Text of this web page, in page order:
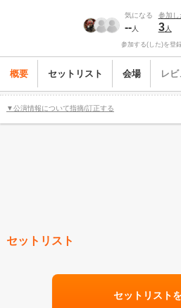
気になる
--人
参加し
3人
参加する(した)を登
概要 セットリスト 会場 レビ
▼公演情報について指摘/訂正する
セットリスト
セットリスト